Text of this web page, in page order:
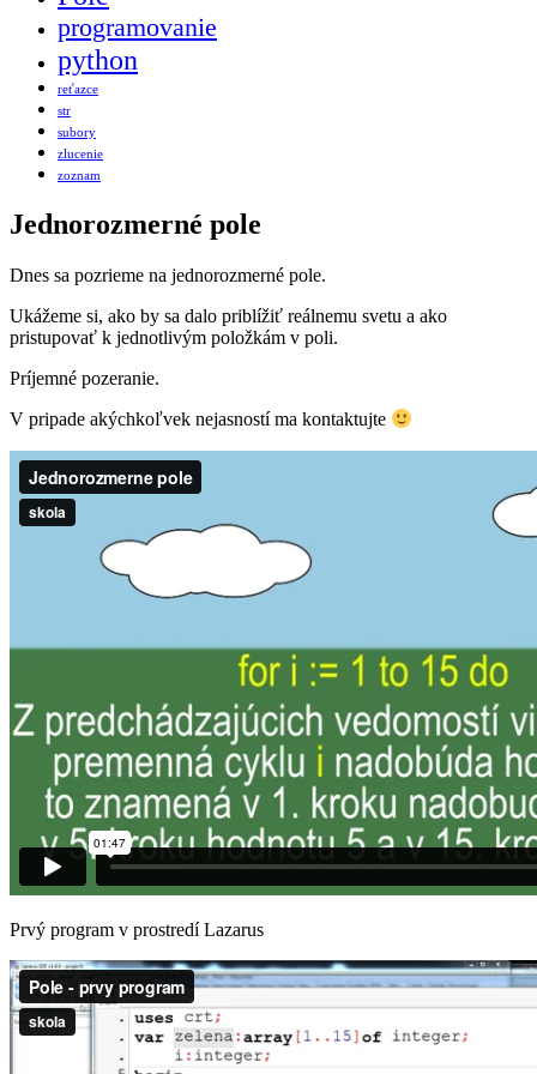
programovanie
python
reťazce
str
subory
zlucenie
zoznam
Jednorozmerné pole
Dnes sa pozrieme na jednorozmerné pole.
Ukážeme si, ako by sa dalo priblížiť reálnemu svetu a ako
pristupovať k jednotlivým položkám v poli.
Príjemné pozeranie.
V pripade akýchkoľvek nejasností ma kontaktujte
Prvý program v prostredí Lazarus